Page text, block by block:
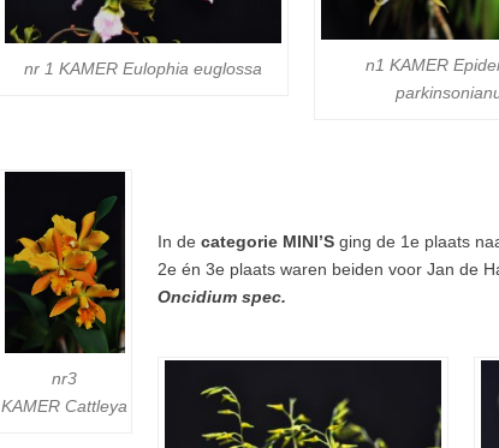
nr 1 KAMER Eulophia euglossa n1 KAMER
nr3
KAMERCattleya
In de categorie MINI’S ging de 1e plaats
2e én 3e plaats waren beiden voor Jan de
Oncidium spec.